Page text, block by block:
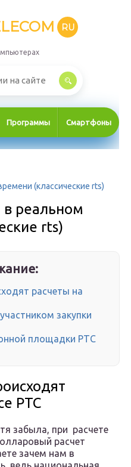
RU
Программы Смартфоны
(классические rts)
в реальном
rts)
расчеты на
закупки
площадки РТС
РТС
забыла, при расчете
расчет
зачем нам в